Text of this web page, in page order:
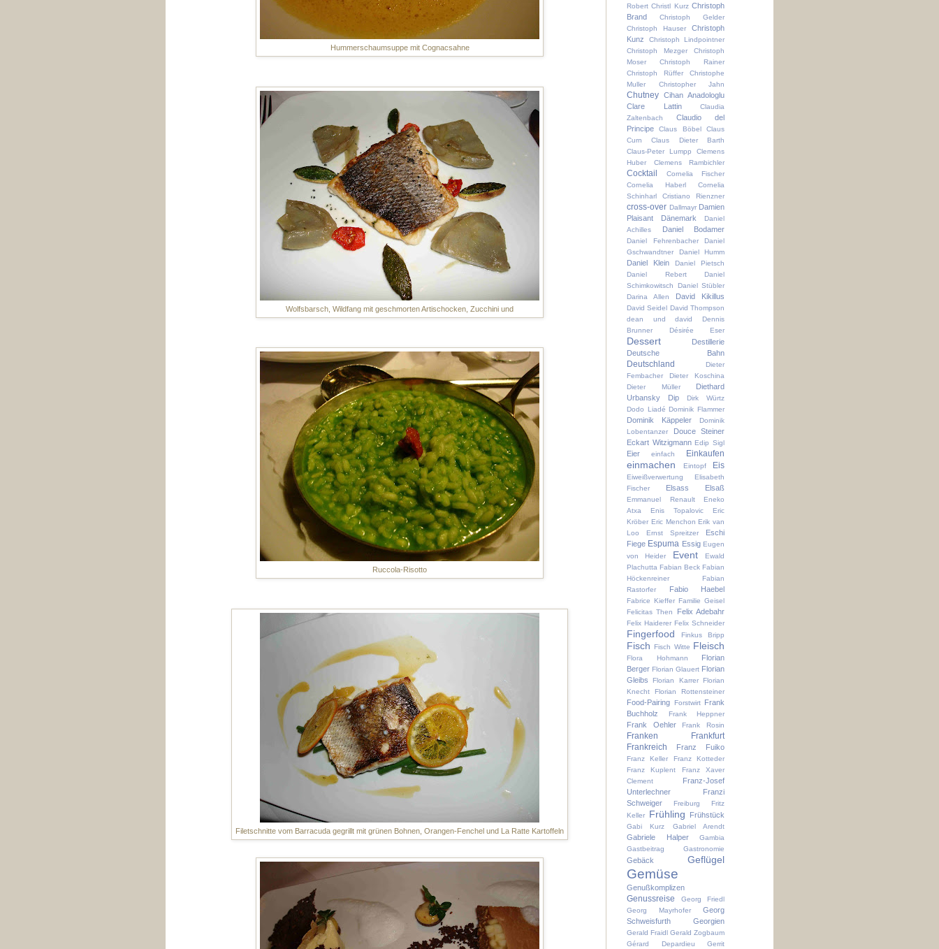
Hummerschaumsuppe mit Cognacsahne
Wolfsbarsch, Wildfang mit geschmorten Artischocken, Zucchini und
Ruccola-Risotto
Filetschnitte vom Barracuda gegrillt mit grünen Bohnen, Orangen-Fenchel und La Ratte Kartoffeln
Robert Christl Kurz Christoph
Brand
Christoph Gelder
Christoph Hauser
Christoph
Kunz
Christoph Lindpointner
Christoph Mezger
Christoph
Moser
Christoph Rainer
Christoph Rüffer
Christophe
Muller
Christopher Jahn
Chutney Cihan Anadologlu
Clare Lattin
Claudia
Zaltenbach
Claudio del
Principe
Claus Böbel
Claus
Curn
Claus Dieter Barth
Claus-Peter Lumpp
Clemens
Huber
Clemens Rambichler
Cocktail
Cornelia Fischer
Cornelia Haberl
Cornelia
Schinharl
Cristiano Rienzner
cross-over Dallmayr Damien
Plaisant
Dänemark
Daniel
Achilles
Daniel Bodamer
Daniel Fehrenbacher
Daniel
Gschwandtner
Daniel Humm
Daniel Klein
Daniel Pietsch
Daniel Rebert
Daniel
Schimkowitsch
Daniel Stübler
Darina Allen
David Kikillus
David Seidel David Thompson
dean und david
Dennis
Brunner
Désirée Eser
Dessert
Destillerie
Deutsche Bahn
Deutschland
Dieter
Fembacher
Dieter Koschina
Dieter Müller
Diethard
Urbansky
Dip
Dirk Würtz
Dodo Liadé Dominik Flammer
Dominik Käppeler
Dominik
Lobentanzer
Douce Steiner
Eckart Witzigmann Edip Sigl
Eier einfach Einkaufen
einmachen Eintopf Eis
Eiweißverwertung
Elisabeth
Fischer
Elsass Elsaß
Emmanuel Renault
Eneko
Atxa
Enis Topalovic
Eric
Kröber Eric Menchon Erik van
Loo
Ernst Spreitzer
Eschi
Fiege Espuma Essig Eugen
von Heider
Event
Ewald
Plachutta Fabian Beck Fabian
Höckenreiner
Fabian
Rastorfer
Fabio Haebel
Fabrice Kieffer Familie Geisel
Felicitas Then
Felix Adebahr
Felix Haiderer Felix Schneider
Fingerfood Finkus Bripp
Fisch Fisch Witte Fleisch
Flora Hohmann
Florian
Berger Florian Glauert Florian
Gleibs
Florian Karrer
Florian
Knecht
Florian Rottensteiner
Food-Pairing Forstwirt Frank
Buchholz
Frank Heppner
Frank Oehler Frank Rosin
Franken
Frankfurt
Frankreich
Franz Fuiko
Franz Keller
Franz Kotteder
Franz Kuplent
Franz Xaver
Clement
Franz-Josef
Unterlechner
Franzi
Schweiger
Freiburg
Fritz
Keller
Frühling Frühstück
Gabi Kurz Gabriel Arendt
Gabriele Halper
Gambia
Gastbeitrag
Gastronomie
Gebäck Geflügel
Gemüse
Genußkomplizen
Genussreise
Georg Friedl
Georg Mayrhofer
Georg
Schweisfurth
Georgien
Gerald Fraidl Gerald Zogbaum
Gérard Depardieu
Gerrit